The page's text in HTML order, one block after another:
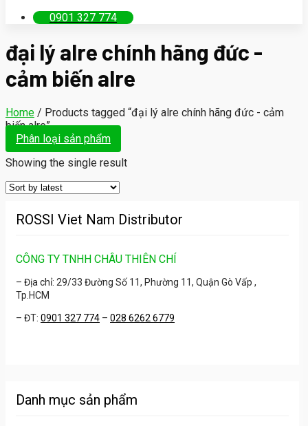
0901 327 774
đại lý alre chính hãng đức -
cảm biến alre
Home / Products tagged “đại lý alre chính hãng đức - cảm
biến alre”
Phân loại sản phẩm
Showing the single result
ROSSI Viet Nam Distributor
CÔNG TY TNHH CHÂU THIÊN CHÍ
– Địa chỉ: 29/33 Đường Số 11, Phường 11, Quận Gò Vấp ,
Tp.HCM
– ĐT: 0901 327 774 – 028 6262 6779
Danh mục sản phẩm